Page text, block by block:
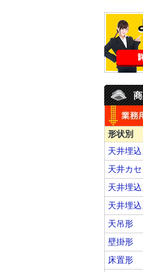
形状別
天井埋
天井カ
天井埋
天井埋
天吊形
壁掛形
床置形